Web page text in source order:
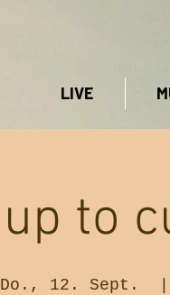
LIVE
up to
Do., 12. Sept.